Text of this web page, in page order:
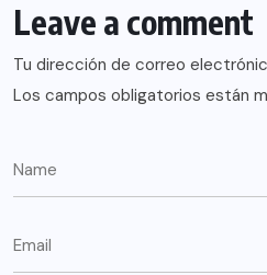
Leave a comment
Tu dirección de correo
Los campos obligatorios están